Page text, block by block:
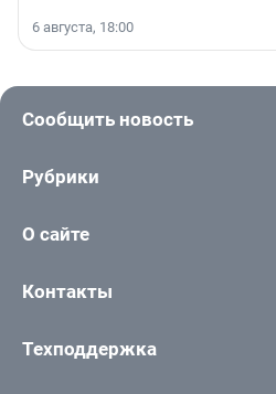
6 августа, 18:00
Сообщить новость
Рубрики
О сайте
Контакты
Техподдержка